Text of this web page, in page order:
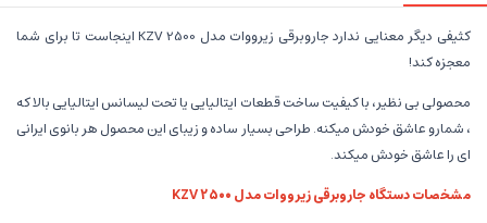
کثیفی دیگر معنایی ندارد جاروبرقی زیرووات مدل KZV 2500 اینجاست تا برای شما
معجزه کند!
محصولی بی نظیر، با کیفیت ساخت قطعات ایتالیایی یا تحت لیسانس ایتالیایی بالا که
، شمارو عاشق خودش میکنه. طراحی بسیار ساده و زیبای این محصول هر بانوی ایرانی
ای را عاشق خودش میکند.
مشخصات دستگاه جاروبرقی زیرووات مدل KZV 2500